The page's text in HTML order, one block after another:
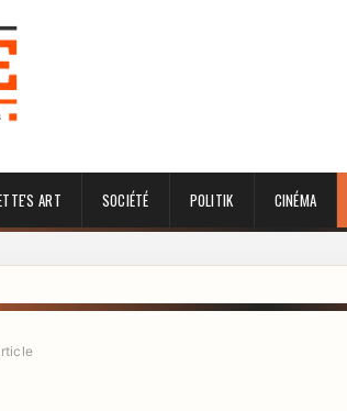
ART SOCIÉTÉ POLITIK CINÉMA